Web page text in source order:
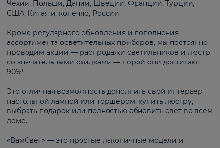
Чехии, Польши, Дании, Швеции, Франции, Турции,
США, Китая и, конечно, России.
Кроме регулярного обновления и пополнения
ассортимента осветительных приборов, мы постоянно
проводим акции — распродажи светильников и люстр
со значительными скидками — порой они достигают
90%!
Это отличная возможность дополнить свой интерьер
настольной лампой или торшером, купить люстру,
выбрать подарок или полностью обновить свет во всем
доме.
«ВамСвет» — это простые лаконичные модели и